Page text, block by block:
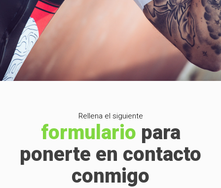
Rellena el siguiente
formulario para
ponerte en contacto
conmigo